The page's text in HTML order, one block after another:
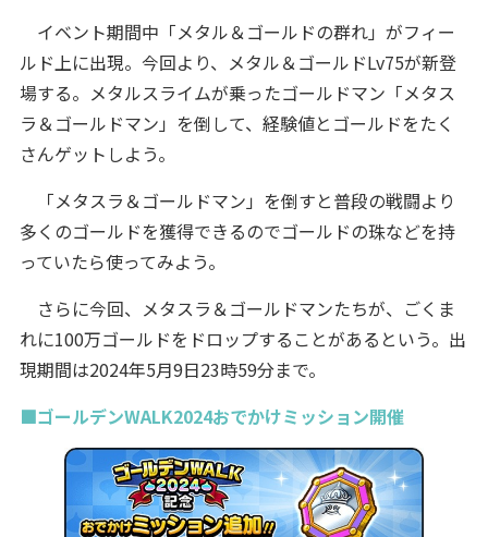
イベント期間中「メタル＆ゴールドの群れ」がフィー
ルド上に出現。今回より、メタル＆ゴールドLv75が新登
場する。メタルスライムが乗ったゴールドマン「メタス
ラ＆ゴールドマン」を倒して、経験値とゴールドをたく
さんゲットしよう。
「メタスラ＆ゴールドマン」を倒すと普段の戦闘より
多くのゴールドを獲得できるのでゴールドの珠などを持
っていたら使ってみよう。
さらに今回、メタスラ＆ゴールドマンたちが、ごくま
れに100万ゴールドをドロップすることがあるという。出
現期間は2024年5月9日23時59分まで。
■ゴールデンWALK2024おでかけミッション開催